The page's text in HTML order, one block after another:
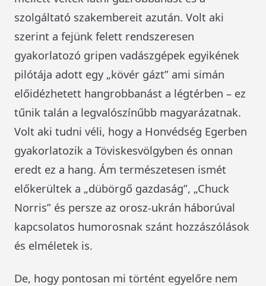
szolgáltató szakembereit azután. Volt aki
szerint a fejünk felett rendszeresen
gyakorlatozó gripen vadászgépek egyikének
pilótája adott egy „kövér gázt” ami simán
előidézhetett hangrobbanást a légtérben – ez
tűnik talán a legvalószínűbb magyarázatnak.
Volt aki tudni véli, hogy a Honvédség Egerben
gyakorlatozik a Töviskesvölgyben és onnan
eredt ez a hang. Ám természetesen ismét
előkerültek a „dübörgő gazdaság”, „Chuck
Norris” és persze az orosz-ukrán háborúval
kapcsolatos humorosnak szánt hozzászólások
és elméletek is.
De, hogy pontosan mi történt egyelőre nem